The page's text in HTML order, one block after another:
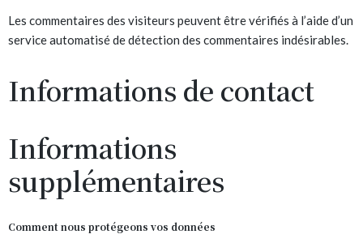
Les commentaires des visiteurs peuvent être vérifiés à l’aide d’un
service automatisé de détection des commentaires indésirables.
Informations de contact
Informations
supplémentaires
Comment nous protégeons vos données